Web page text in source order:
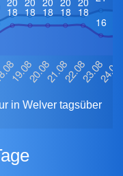
in Welver tagsüber